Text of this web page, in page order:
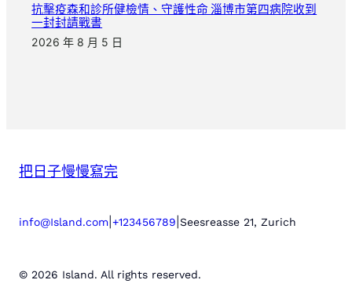
抗擊疫森和診所健檢情、守護性命 淄博市第四病院收到
一封封請戰書
2026 年 8 月 5 日
把日子慢慢寫完
info@Island.com +123456789 Seesreasse 21, Zurich
© 2026 Island. All rights reserved.